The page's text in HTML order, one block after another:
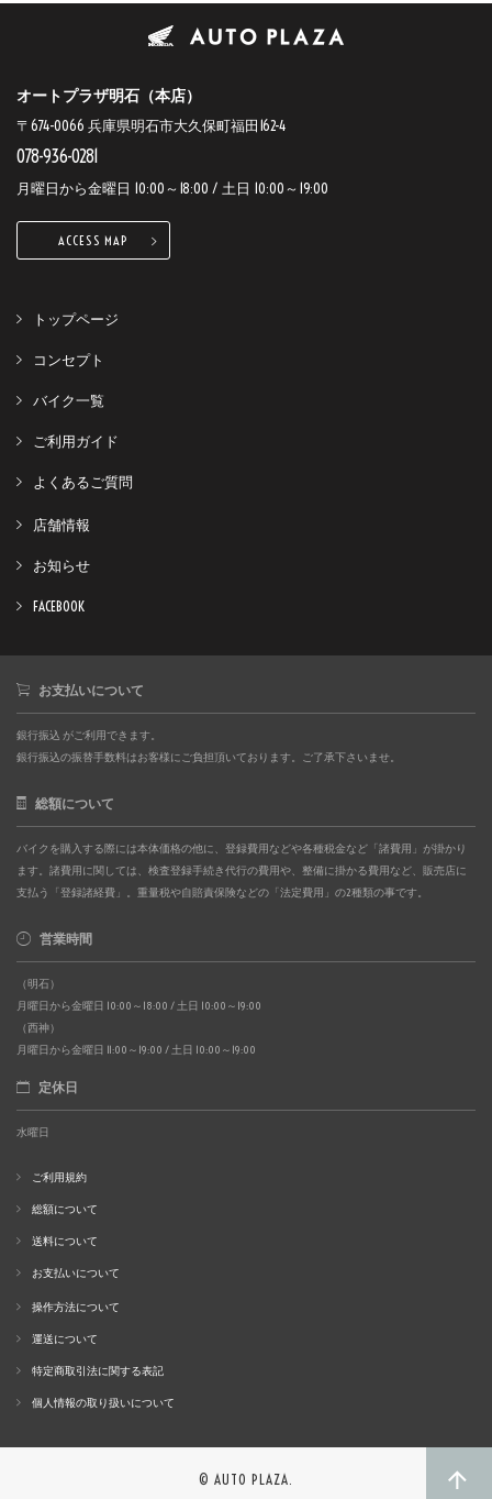
オートプラザ明石（本店）
〒674-0066 兵庫県明石市大久保町福田162-4
078-936-0281
月曜日から金曜日 10:00～18:00 / 土日 10:00～19:00
ACCESS MAP
トップページ
コンセプト
バイク一覧
ご利用ガイド
よくあるご質問
店舗情報
お知らせ
FACEBOOK
お支払いについて
銀行振込 がご利用できます。
銀行振込の振替手数料はお客様にご負担頂いております。ご了承下さいませ。
総額について
バイクを購入する際には本体価格の他に、登録費用などや各種税金など「諸費用」が掛かり
ます。諸費用に関しては、検査登録手続き代行の費用や、整備に掛かる費用など、販売店に
支払う「登録諸経費」。重量税や自賠責保険などの「法定費用」の2種類の事です。
営業時間
（明石）
月曜日から金曜日 10:00～18:00 / 土日 10:00～19:00
（西神）
月曜日から金曜日 11:00～19:00 / 土日 10:00～19:00
定休日
水曜日
ご利用規約
総額について
送料について
お支払いについて
操作方法について
運送について
特定商取引法に関する表記
個人情報の取り扱いについて
© AUTO PLAZA.